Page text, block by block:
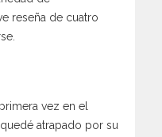
reseña de cuatro
vez en el
atrapado por su